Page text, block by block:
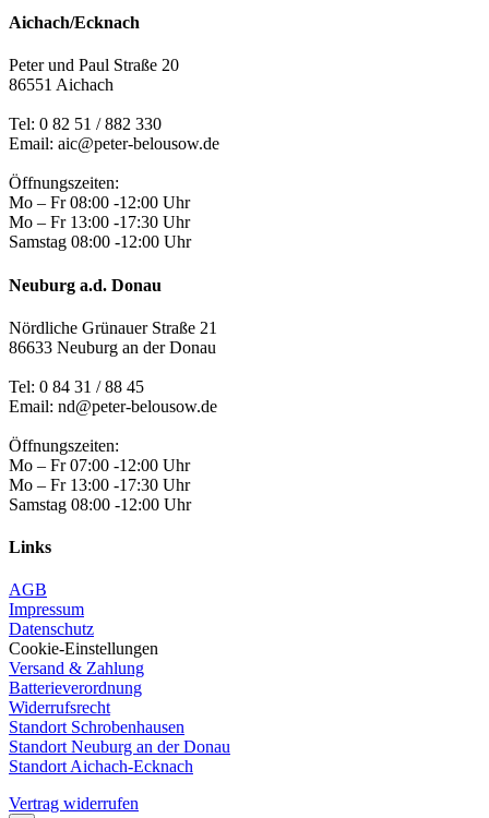
Aichach/Ecknach
Peter und Paul Straße 20
86551 Aichach
Tel: 0 82 51 / 882 330
Email: aic@peter-belousow.de
Öffnungszeiten:
Mo – Fr 08:00 -12:00 Uhr
Mo – Fr 13:00 -17:30 Uhr
Samstag 08:00 -12:00 Uhr
Neuburg a.d. Donau
Nördliche Grünauer Straße 21
86633 Neuburg an der Donau
Tel: 0 84 31 / 88 45
Email: nd@peter-belousow.de
Öffnungszeiten:
Mo – Fr 07:00 -12:00 Uhr
Mo – Fr 13:00 -17:30 Uhr
Samstag 08:00 -12:00 Uhr
Links
AGB
Impressum
Datenschutz
Cookie-Einstellungen
Versand & Zahlung
Batterieverordnung
Widerrufsrecht
Standort Schrobenhausen
Standort Neuburg an der Donau
Standort Aichach-Ecknach
Vertrag widerrufen